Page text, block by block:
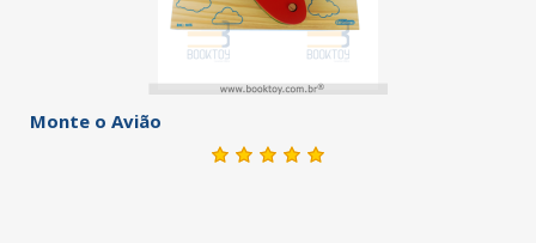
Monte o Avião